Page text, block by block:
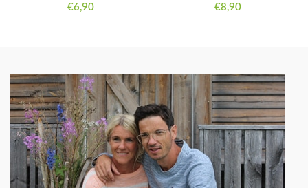
€6,90 €8,90